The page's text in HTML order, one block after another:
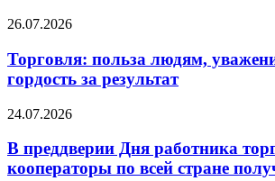
26.07.2026
Торговля: польза людям,
гордость за результат
24.07.2026
В преддверии Дня работника
кооператоры по всей стране